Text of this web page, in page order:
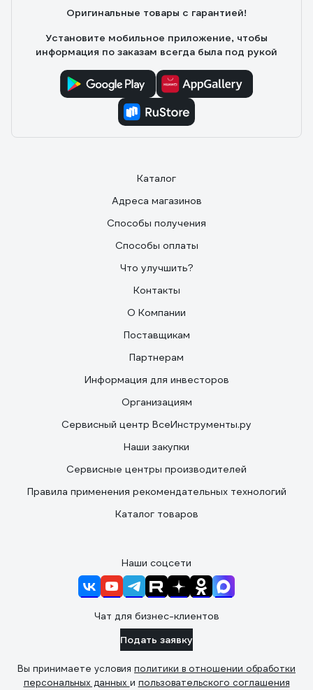
Оригинальные товары с гарантией!
Установите мобильное приложение, чтобы
информация по заказам всегда была под рукой
Каталог
Адреса магазинов
Способы получения
Способы оплаты
Что улучшить?
Контакты
О Компании
Поставщикам
Партнерам
Информация для инвесторов
Организациям
Сервисный центр ВсеИнструменты.ру
Наши закупки
Сервисные центры производителей
Правила применения рекомендательных технологий
Каталог товаров
Наши соцсети
Чат для бизнес-клиентов
Подать заявку
Вы принимаете условия политики в отношении обработки
персональных данных и пользовательского соглашения